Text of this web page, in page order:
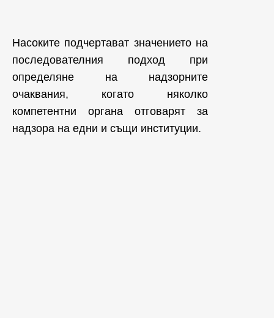
Насоките подчертават значението на
последователния подход при
определяне на надзорните
очаквания, когато няколко
компетентни органа отговарят за
надзора на едни и същи институции.